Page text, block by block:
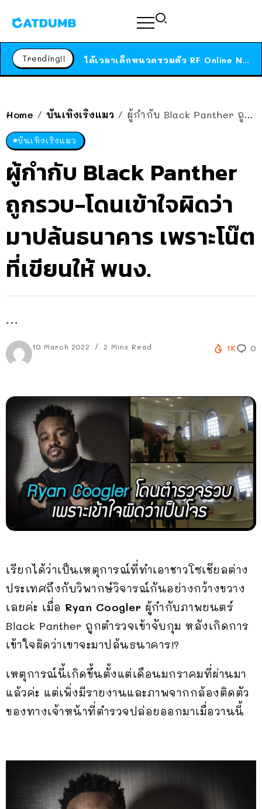
Trending!!
Home / บันเทิงเริงแมว / ผู้กำกับ Black Panther ถูกรวบ-โดนเข้าใจผิดว่ามาปล้นธนาคาร เพราะโน๊ตที่เขียนให้ พนง.
บันเทิงเริงแมว
ผู้กำกับ Black Panther
ถูกรวบ-โดนเข้าใจผิดว่า
มาปล้นธนาคาร เพราะโน๊ต
ที่เขียนให้ พนง.
...
10 March 2022 2 Mins Read 1K 0
เรียกได้ว่าเป็นเหตุการณ์ที่ทำเอาชาวโซเชียลต่าง
ประเทศถึงกับวิพากษ์วิจารณ์กันอย่างกว้างขวาง
เลยค่ะ เมื่อ Ryan Coogler ผู้กำกับภาพยนตร์
Black Panther ถูกตำรวจเข้าจับกุม หลังเกิดการ
เข้าใจผิดว่าเขาจะมาปล้นธนาคาร!?
เหตุการณ์นี้เกิดขึ้นตั้งแต่เดือนมกราคมที่ผ่านมา
แล้วค่ะ แต่เพิ่งมีรายงานและภาพจากกล้องติดตัว
ของทางเจ้าหน้าที่ตำรวจปล่อยออกมาเมื่อวานนี้